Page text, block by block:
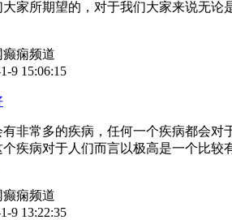
家所期望的，对于我们大家来说无
痫频道
9 15:06:15
非常多的疾病，任何一个疾病都会
疾病对于人们而言以极高是一个比
痫频道
9 13:22:35